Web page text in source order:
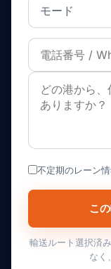
不定期のレーン
こ
輸送ルート選択済
なく